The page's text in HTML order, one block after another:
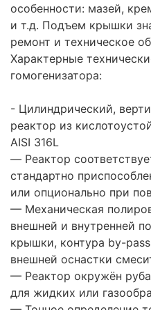
особенности: мазей,
и т.д. Подъем крышки
ремонт и техническое
Характерные
гомогенизатора:
- Цилиндрический,
реактор из
AISI 316L
— Реактор
стандартно
или опционально при
— Механическая
внешней и внутренней
крышки, контура by-
внешней оснастки
— Реактор окружён
для жидких или